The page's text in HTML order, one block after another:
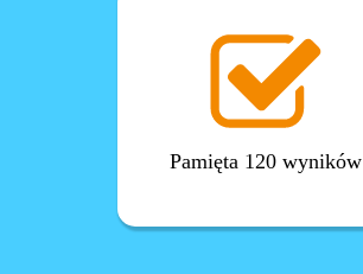
Pamięta 120 wyników